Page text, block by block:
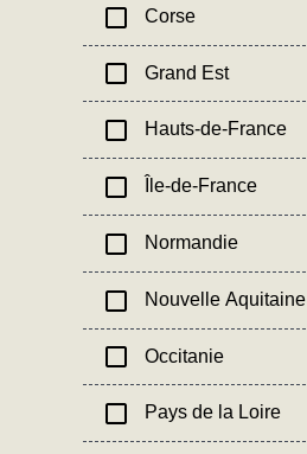
check_box_outline_blank Corse
check_box_outline_blank Grand Est
check_box_outline_blank Hauts-de-France
check_box_outline_blank Île-de-France
check_box_outline_blank Normandie
check_box_outline_blank Nouvelle Aquitaine
check_box_outline_blank Occitanie
check_box_outline_blank Pays de la Loire